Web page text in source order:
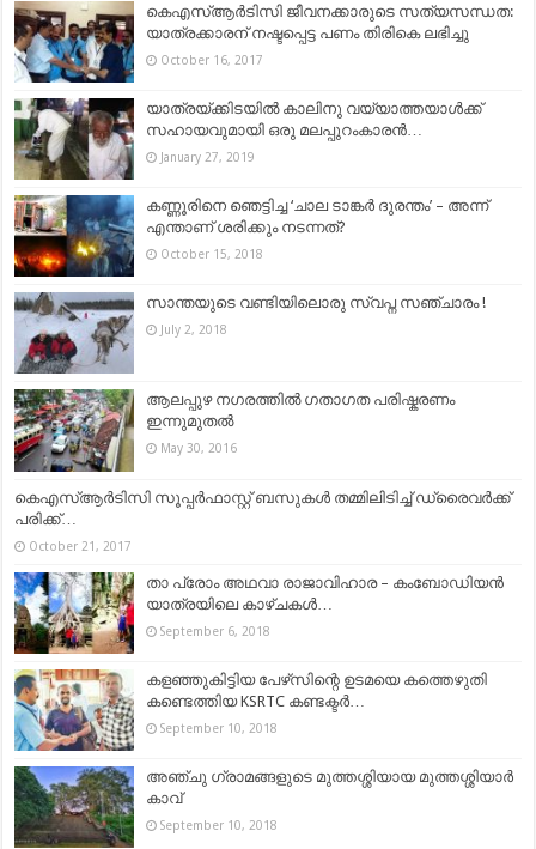
കെഎസ്ആർടിസി ജീവനക്കാരുടെ സത്യസന്ധത:
യാത്രക്കാരന് നഷ്ടപ്പെട്ട പണം തിരികെ ലഭിച്ചു
October 16, 2017
യാത്രയ്ക്കിടയിൽ കാലിനു വയ്യാത്തയാൾക്ക്
സഹായവുമായി ഒരു മലപ്പുറംകാരൻ…
January 27, 2019
കണ്ണൂരിനെ ഞെട്ടിച്ച ‘ചാല ടാങ്കർ ദുരന്തം’ – അന്ന്
എന്താണ് ശരിക്കും നടന്നത്?
October 15, 2018
സാന്തയുടെ വണ്ടിയിലൊരു സ്വപ്ന സഞ്ചാരം !
July 2, 2018
ആലപ്പുഴ നഗരത്തിൽ ഗതാഗത പരിഷ്കരണം
ഇന്നുമുതൽ
May 30, 2016
കെഎസ്ആര്‍ടിസി സൂപ്പര്‍ഫാസ്റ്റ് ബസുകൾ തമ്മിലിടിച്ച് ഡ്രൈവര്‍ക്ക്
പരിക്ക്…
October 21, 2017
താ പ്രോം അഥവാ രാജാവിഹാര – കംബോഡിയൻ
യാത്രയിലെ കാഴ്ചകൾ…
September 6, 2018
കളഞ്ഞുകിട്ടിയ പേഴ്‌സിന്റെ ഉടമയെ കത്തെഴുതി
കണ്ടെത്തിയ KSRTC കണ്ടക്ടർ…
September 10, 2018
അഞ്ചു ഗ്രാമങ്ങളുടെ മുത്തശ്ശിയായ മുത്തശ്ശിയാർ
കാവ്
September 10, 2018